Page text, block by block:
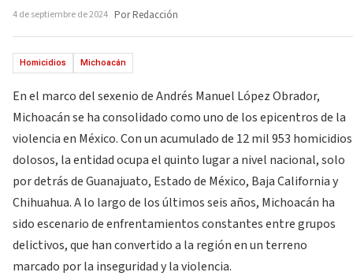
4 de septiembre de 2024 Por Redacción
Homicidios Michoacán
En el marco del sexenio de Andrés Manuel López Obrador,
Michoacán se ha consolidado como uno de los epicentros de la
violencia en México. Con un acumulado de 12 mil 953 homicidios
dolosos, la entidad ocupa el quinto lugar a nivel nacional, solo
por detrás de Guanajuato, Estado de México, Baja California y
Chihuahua. A lo largo de los últimos seis años, Michoacán ha
sido escenario de enfrentamientos constantes entre grupos
delictivos, que han convertido a la región en un terreno
marcado por la inseguridad y la violencia.